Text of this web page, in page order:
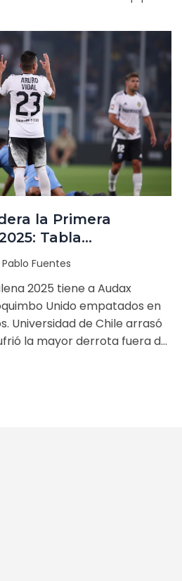
la Primera
Tabla
del
Pablo Fuentes
2025 tiene a Audax
Unido empatados en
Universidad de Chile arrasó
la mayor derrota fuera de
destaca como goleador. La
extranjeros.